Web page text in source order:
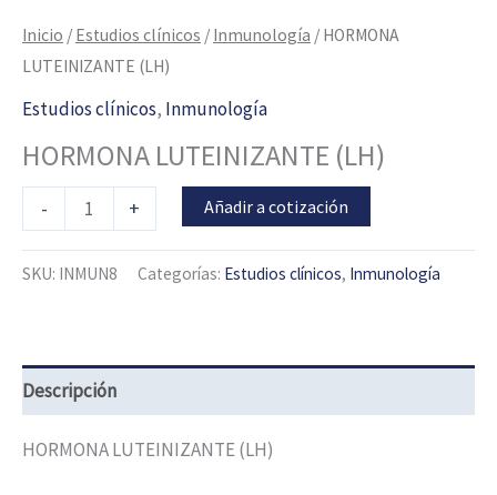
Inicio / Estudios clínicos / Inmunología / HORMONA
LUTEINIZANTE (LH)
Estudios clínicos, Inmunología
HORMONA LUTEINIZANTE (LH)
- + Añadir a cotización
SKU: INMUN8 Categorías: Estudios clínicos, Inmunología
Descripción
HORMONA LUTEINIZANTE (LH)